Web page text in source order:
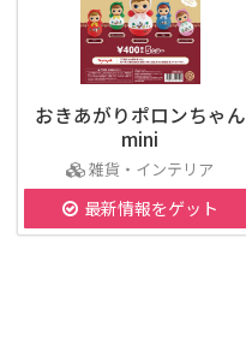
おきあがりポロンちゃん
mini
雑貨・インテリア
最新情報をゲット